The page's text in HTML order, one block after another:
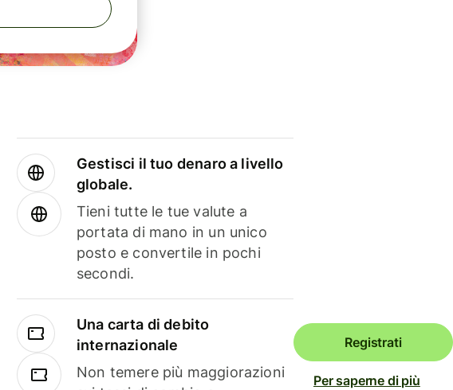
Gestisci il tuo denaro a livello
globale.
Tieni tutte le tue valute a
portata di mano in un unico
posto e convertile in pochi
secondi.
Una carta di debito
internazionale
Non temere più maggiorazioni
Registrati
Per saperne di più